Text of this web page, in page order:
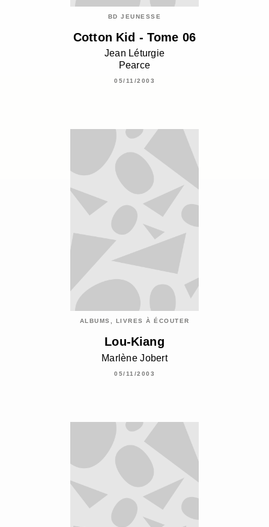
BD JEUNESSE
Cotton Kid - Tome 06
Jean Léturgie
Pearce
05/11/2003
ALBUMS, LIVRES À ÉCOUTER
Lou-Kiang
Marlène Jobert
05/11/2003